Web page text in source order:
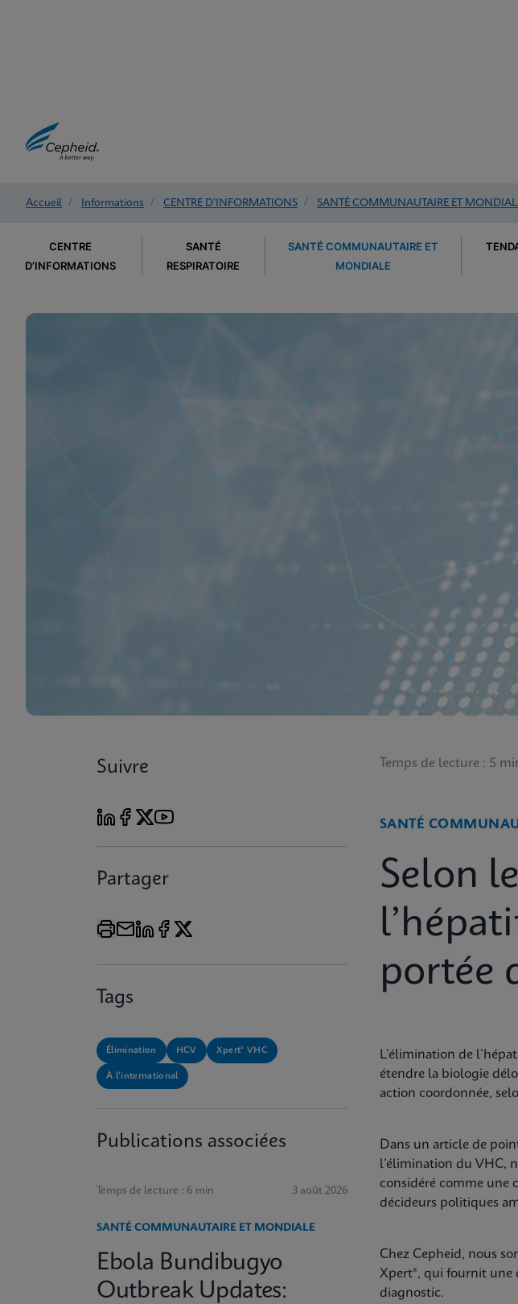
Accueil / Informations / CENTRE D’INFORMATIONS / SANTÉ COMMUNAUTAIRE ET
CENTRE
D’INFORMATIONS
SANTÉ
RESPIRATOIRE
SANTÉ COMMUNAUTAIRE ET
MONDIALE
Suivre
Partager
Tags
Élimination HCV Xpert® VHC
À l'international
Publications associées
Temps de lecture : 6 min 3 août 2026
SANTÉ COMMUNAUTAIRE ET MONDIALE
Ebola Bundibugyo
Outbreak Updates:
Temps de lecture : 5
SANTÉ
Selon
portée
L’élimination de
étendre la biologie
action coordonnée,
Dans un article de
l’élimination du VHC,
considéré comme une
décideurs politiques
Chez Cepheid, nous
Xpert®, qui fournit une
diagnostic.